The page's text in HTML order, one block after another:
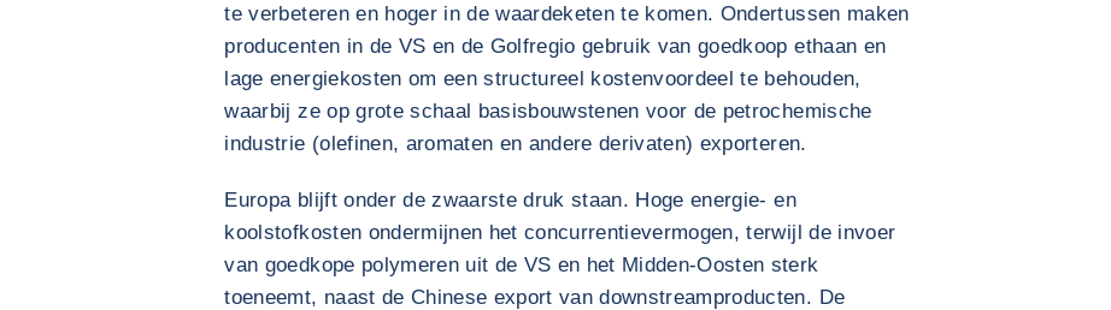
te verbeteren en hoger in de waardeketen te komen. Ondertussen maken
producenten in de VS en de Golfregio gebruik van goedkoop ethaan en
lage energiekosten om een structureel kostenvoordeel te behouden,
waarbij ze op grote schaal basisbouwstenen voor de petrochemische
industrie (olefinen, aromaten en andere derivaten) exporteren.
Europa blijft onder de zwaarste druk staan. Hoge energie- en
koolstofkosten ondermijnen het concurrentievermogen, terwijl de invoer
van goedkope polymeren uit de VS en het Midden-Oosten sterk
toeneemt, naast de Chinese export van downstreamproducten. De